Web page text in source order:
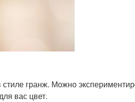
гранж. Можно
вас цвет.